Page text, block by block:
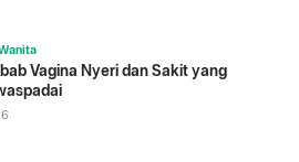
Vagina Nyeri dan Sakit yang